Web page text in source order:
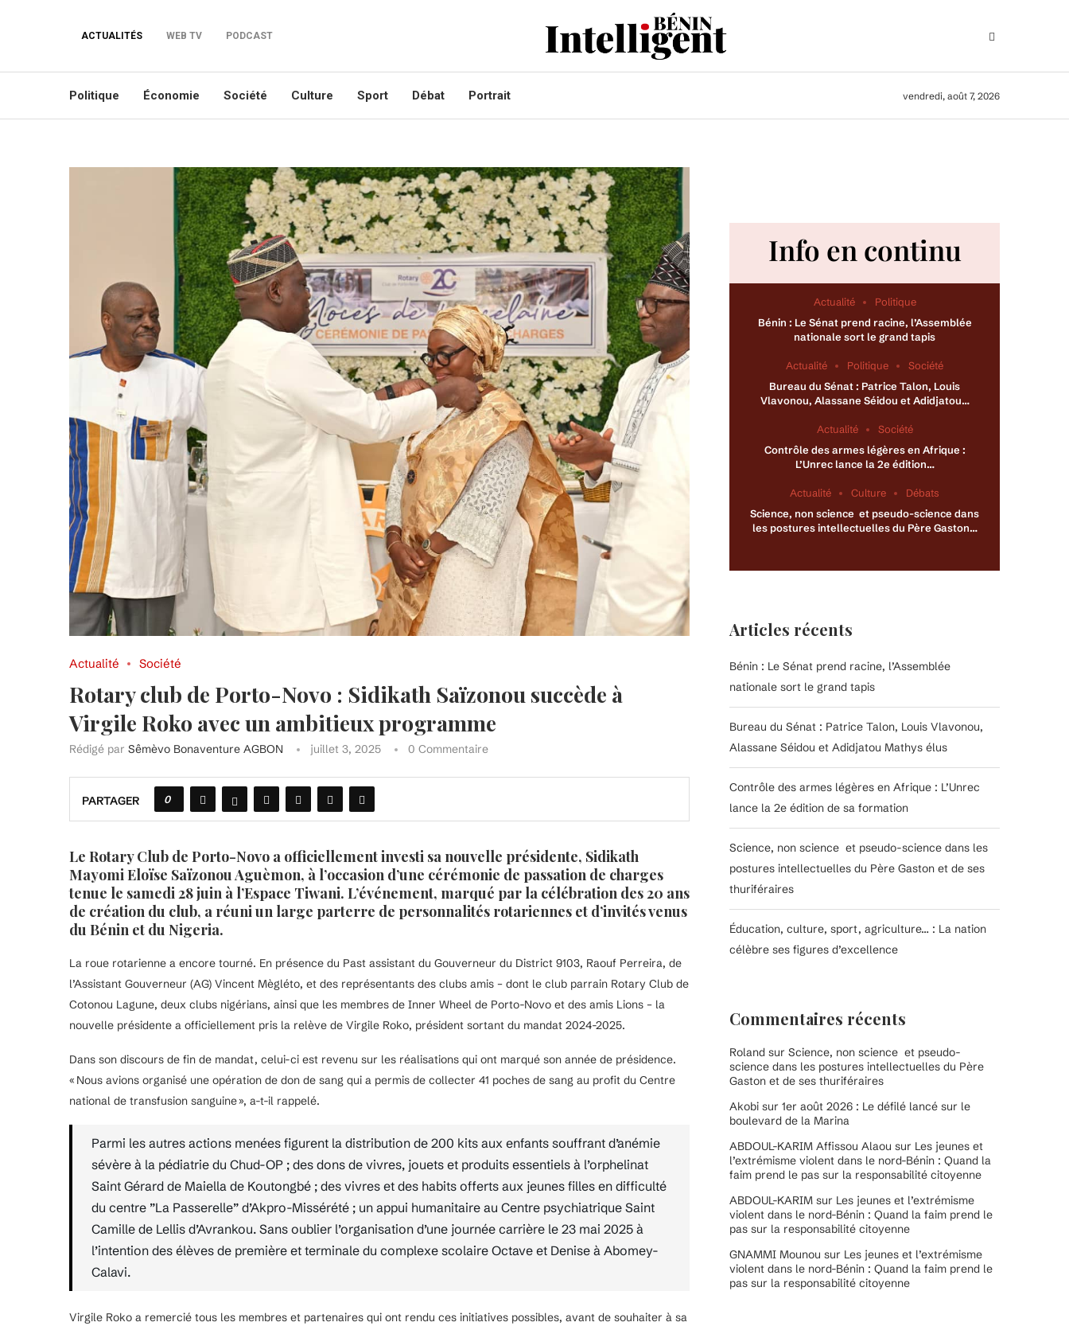
ACTUALITÉS WEB TV PODCAST
Politique Économie Société Culture Sport Débat Portrait vendredi, août 7, 2026
Actualité Société
Rotary club de Porto-Novo : Sidikath Saïzonou succède à
Virgile Roko avec un ambitieux programme
Rédigé par Sêmèvo Bonaventure AGBON juillet 3, 2025 0 Commentaire
PARTAGER 0
Le Rotary Club de Porto-Novo a officiellement investi sa nouvelle présidente, Sidikath
Mayomi Eloïse Saïzonou Aguèmon, à l’occasion d’une cérémonie de passation de charges
tenue le samedi 28 juin à l’Espace Tiwani. L’événement, marqué par la célébration des 20 ans
de création du club, a réuni un large parterre de personnalités rotariennes et d’invités venus
du Bénin et du Nigeria.
La roue rotarienne a encore tourné. En présence du Past assistant du Gouverneur du District 9103, Raouf Perreira, de
l’Assistant Gouverneur (AG) Vincent Mègléto, et des représentants des clubs amis – dont le club parrain Rotary Club de
Cotonou Lagune, deux clubs nigérians, ainsi que les membres de Inner Wheel de Porto-Novo et des amis Lions – la
nouvelle présidente a officiellement pris la relève de Virgile Roko, président sortant du mandat 2024-2025.
Dans son discours de fin de mandat, celui-ci est revenu sur les réalisations qui ont marqué son année de présidence.
« Nous avions organisé une opération de don de sang qui a permis de collecter 41 poches de sang au profit du Centre
national de transfusion sanguine », a-t-il rappelé.
Parmi les autres actions menées figurent la distribution de 200 kits aux enfants souffrant d’anémie
sévère à la pédiatrie du Chud-OP ; des dons de vivres, jouets et produits essentiels à l’orphelinat
Saint Gérard de Maiella de Koutongbé ; des vivres et des habits offerts aux jeunes filles en difficulté
du centre ”La Passerelle” d’Akpro-Missérété ; un appui humanitaire au Centre psychiatrique Saint
Camille de Lellis d’Avrankou. Sans oublier l’organisation d’une journée carrière le 23 mai 2025 à
l’intention des élèves de première et terminale du complexe scolaire Octave et Denise à Abomey-
Calavi.
Virgile Roko a remercié tous les membres et partenaires qui ont rendu ces initiatives possibles, avant de souhaiter à sa
Info en continu
Actualité
Politique
Bénin : Le Sénat prend racine, l’Assemblée
nationale sort le grand tapis
Actualité Politique
Société
Bureau du Sénat : Patrice Talon, Louis
Vlavonou, Alassane Séidou et Adidjatou…
Actualité
Société
Contrôle des armes légères en Afrique :
L’Unrec lance la 2e édition…
Actualité Culture
Débats
Science, non science et pseudo-science dans
les postures intellectuelles du Père Gaston…
Articles récents
Bénin : Le Sénat prend racine, l’Assemblée
nationale sort le grand tapis
Bureau du Sénat : Patrice Talon, Louis Vlavonou,
Alassane Séidou et Adidjatou Mathys élus
Contrôle des armes légères en Afrique : L’Unrec
lance la 2e édition de sa formation
Science, non science et pseudo-science dans les
postures intellectuelles du Père Gaston et de ses
thuriféraires
Éducation, culture, sport, agriculture… : La nation
célèbre ses figures d’excellence
Commentaires récents
Roland sur Science, non science et pseudo-
science dans les postures intellectuelles du Père
Gaston et de ses thuriféraires
Akobi sur 1er août 2026 : Le défilé lancé sur le
boulevard de la Marina
ABDOUL-KARIM Affissou Alaou sur Les jeunes et
l’extrémisme violent dans le nord-Bénin : Quand la
faim prend le pas sur la responsabilité citoyenne
ABDOUL-KARIM sur Les jeunes et l’extrémisme
violent dans le nord-Bénin : Quand la faim prend le
pas sur la responsabilité citoyenne
GNAMMI Mounou sur Les jeunes et l’extrémisme
violent dans le nord-Bénin : Quand la faim prend le
pas sur la responsabilité citoyenne